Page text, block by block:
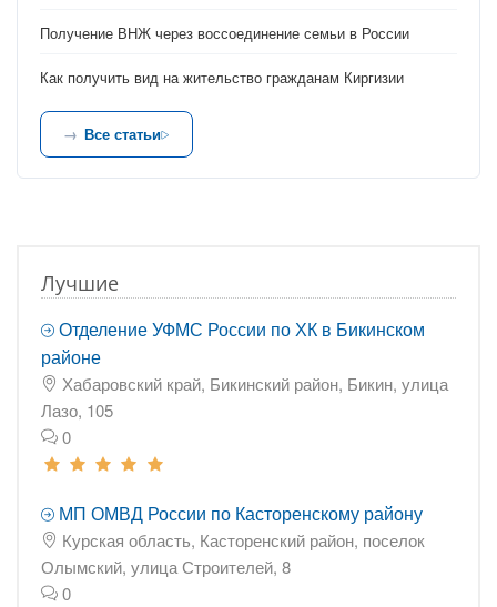
Получение ВНЖ через воссоединение семьи в России
Как получить вид на жительство гражданам Киргизии
Все статьи
Лучшие
Отделение УФМС России по ХК в Бикинском
районе
Хабаровский край, Бикинский район, Бикин, улица
Лазо, 105
0
МП ОМВД России по Касторенскому району
Курская область, Касторенский район, поселок
Олымский, улица Строителей, 8
0